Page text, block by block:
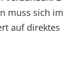
muss sich
auf